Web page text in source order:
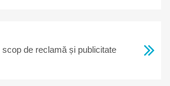
de reclamă și publicitate